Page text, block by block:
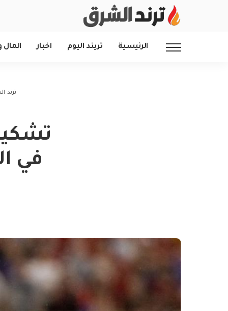
الرئيسية تريند اليوم اخبار المال
ترند
في